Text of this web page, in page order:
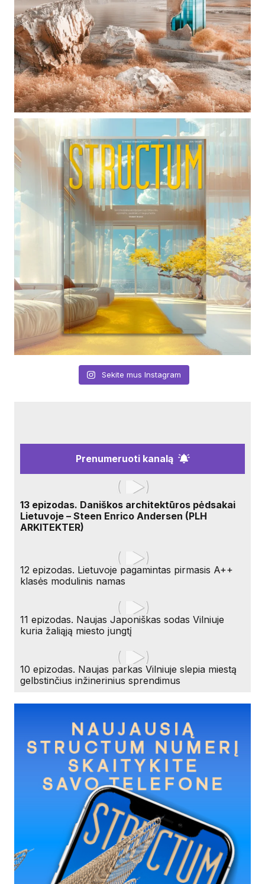
Sekite mus Instagram
Prenumeruoti kanalą
13 epizodas. Daniškos architektūros pėdsakai
Lietuvoje – Steen Enrico Andersen (PLH
ARKITEKTER)
12 epizodas. Lietuvoje pagamintas pirmasis A++
klasės modulinis namas
11 epizodas. Naujas Japoniškas sodas Vilniuje
kuria žaliąją miesto jungtį
10 epizodas. Naujas parkas Vilniuje slepia miestą
gelbstinčius inžinerinius sprendimus